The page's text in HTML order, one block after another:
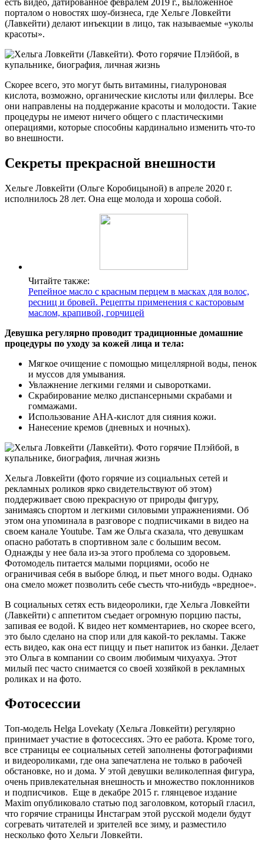
порталом о новостях шоу-бизнеса, где Хельге Ловкейти
(Лавкейти) делают инъекции в лицо, так называемые «уколы
красоты».
Скорее всего, это могут быть витамины, гиалуроновая
кислота, возможно, органические кислоты или филлеры. Все
они направлены на поддержание красоты и молодости. Такие
процедуры не имеют ничего общего с пластическими
операциями, которые способны кардинально изменить что-то
во внешности.
Секреты прекрасной внешности
Хельге Ловкейти (Ольге Коробицыной) в апреле 2020 г.
исполнилось 28 лет. Она еще молода и хороша собой.
Читайте также:
Репейное масло с красным перцем в масках для волос,
ресниц и бровей. Рецепты применения с касторовым
маслом, крапивой, горчицей
Девушка регулярно проводит традиционные домашние
процедуры по уходу за кожей лица и тела:
Мягкое очищение с помощью мицеллярной воды, пенок
и муссов для умывания.
Увлажнение легкими гелями и сыворотками.
Скрабирование мелко диспансерными скрабами и
гоммажами.
Использование AHA-кислот для сияния кожи.
Нанесение кремов (дневных и ночных).
Хельга Ловкейти (фото горячие из социальных сетей и
рекламных роликов ярко свидетельствуют об этом)
поддерживает свою прекрасную от природы фигуру,
занимаясь спортом и легкими силовыми упражнениями. Об
этом она упоминала в разговоре с подписчиками в видео на
своем канале Youtube. Там же Ольга сказала, что девушкам
опасно работать в спортивном зале с большим весом.
Однажды у нее бала из-за этого проблема со здоровьем.
Фотомодель питается малыми порциями, особо не
ограничивая себя в выборе блюд, и пьет много воды. Однако
она смело может позволить себе съесть что-нибудь «вредное».
В социальных сетях есть видеоролики, где Хельга Ловкейти
(Лавкейти) с аппетитом съедает огромную порцию пасты,
запивая ее водой. К видео нет комментариев, но скорее всего,
это было сделано на спор или для какой-то рекламы. Также
есть видео, как она ест пиццу и пьет напиток из банки. Делает
это Ольга в компании со своим любимым чихуахуа. Этот
милый пес часто снимается со своей хозяйкой в рекламных
роликах и на фото.
Фотосессии
Топ-модель Helga Lovekaty (Хельга Ловкейти) регулярно
принимает участие в фотосессиях. Это ее работа. Кроме того,
все страницы ее социальных сетей заполнены фотографиями
и видеороликами, где она запечатлена не только в рабочей
обстановке, но и дома. У этой девушки великолепная фигура,
очень привлекательная внешность и множество поклонников
и подписчиков. Еще в декабре 2015 г. глянцевое издание
Maxim опубликовало статью под заголовком, который гласил,
что горячие страницы Инстаграм этой русской модели будут
согревать читателей и зрителей все зиму, и разместило
несколько фото Хельги Ловкейти.